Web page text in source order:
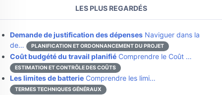
LES PLUS REGARDÉS
Demande de justification des dépenses Naviguer dans la
de…
PLANIFICATION ET ORDONNANCEMENT DU PROJET
Coût budgété du travail planifié Comprendre le Coût …
ESTIMATION ET CONTRÔLE DES COÛTS
Les limites de batterie Comprendre les limi…
TERMES TECHNIQUES GÉNÉRAUX